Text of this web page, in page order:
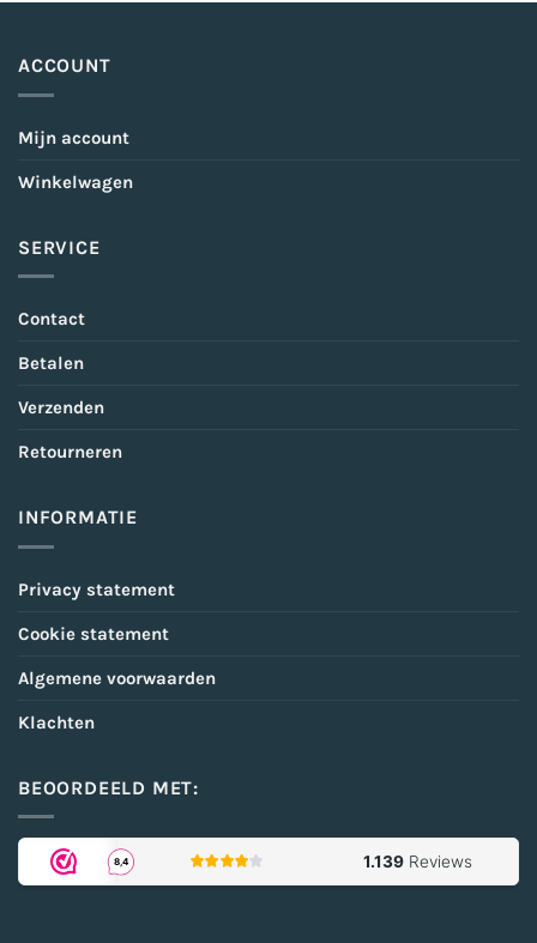
ACCOUNT
Mijn account
Winkelwagen
SERVICE
Contact
Betalen
Verzenden
Retourneren
INFORMATIE
Privacy statement
Cookie statement
Algemene voorwaarden
Klachten
BEOORDEELD MET: